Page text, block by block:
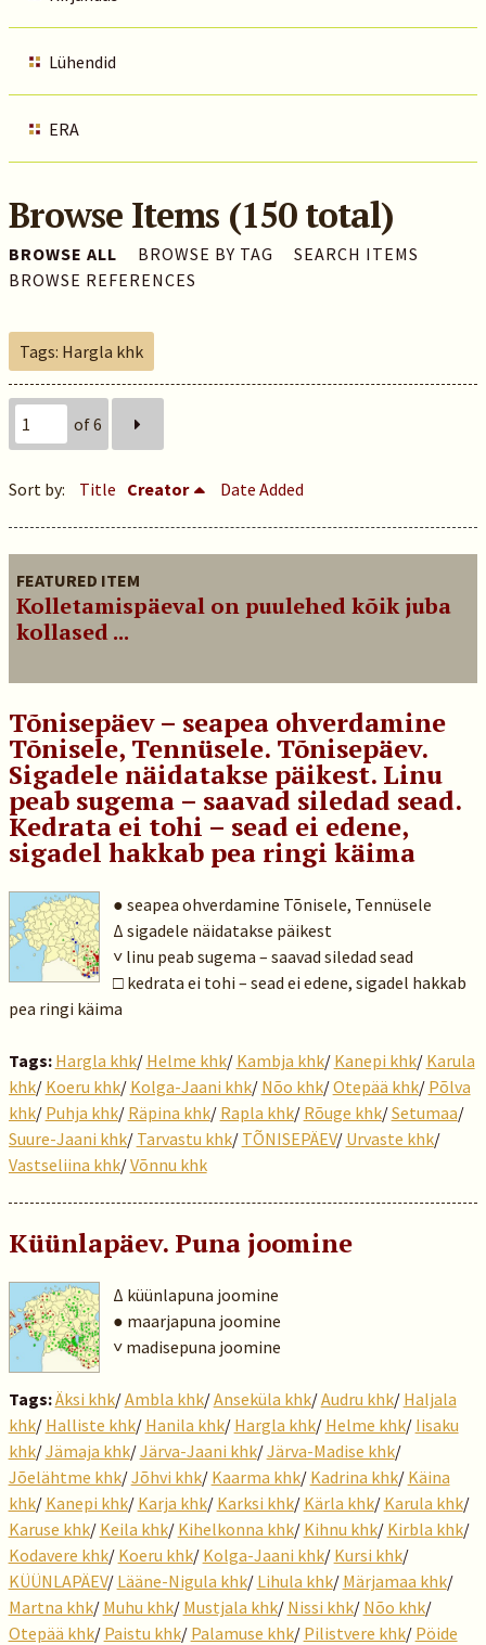
Lühendid
ERA
Browse Items (150 total)
BROWSE ALL BROWSE BY TAG
SEARCH ITEMS
BROWSE REFERENCES
Tags: Hargla khk
of 6
Sort by: Title Creator Date Added
FEATURED ITEM
Kolletamispäeval on puulehed kõik juba
kollased ...
Tõnisepäev – seapea ohverdamine
Tõnisele, Tennüsele. Tõnisepäev.
Sigadele näidatakse päikest. Linu
peab sugema – saavad siledad sead.
Kedrata ei tohi – sead ei edene,
sigadel hakkab pea ringi käima
● seapea ohverdamine Tõnisele, Tennüsele
Δ sigadele näidatakse päikest
˅ linu peab sugema – saavad siledad sead
□ kedrata ei tohi – sead ei edene, sigadel hakkab
pea ringi käima
Tags: Hargla khk/ Helme khk/ Kambja khk/ Kanepi khk/ Karula
khk/ Koeru khk/ Kolga-Jaani khk/ Nõo khk/Otepää khk/ Põlva
khk/ Puhja khk/ Räpina khk/ Rapla khk/ Rõuge khk/Setumaa/
Suure-Jaani khk/ Tarvastu khk/ TÕNISEPÄEV/ Urvaste khk/
Vastseliina khk/Võnnu khk
Küünlapäev. Puna joomine
Δ küünlapuna joomine
● maarjapuna joomine
˅ madisepuna joomine
Tags:Äksi khk/Ambla khk/Anseküla khk/Audru khk/ Haljala
khk/ Halliste khk/ Hanila khk/ Hargla khk/ Helme khk/ Iisaku
khk/Jämaja khk/Järva-Jaani khk/Järva-Madise khk/
Jõelähtme khk/Jõhvi khk/ Kaarma khk/ Kadrina khk/ Käina
khk/ Kanepi khk/ Karja khk/ Karksi khk/ Kärla khk/ Karula khk/
Karuse khk/ Keila khk/ Kihelkonna khk/ Kihnu khk/ Kirbla khk/
Kodavere khk/ Koeru khk/ Kolga-Jaani khk/ Kursi khk/
KÜÜNLAPÄEV/ Lääne-Nigula khk/ Lihula khk/ Märjamaa khk/
Martna khk/ Muhu khk/ Mustjala khk/ Nissi khk/ Nõo khk/
Otepää khk/ Paistu khk/ Palamuse khk/ Pilistvere khk/ Pöide